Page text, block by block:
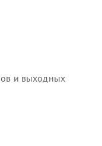
и выходных